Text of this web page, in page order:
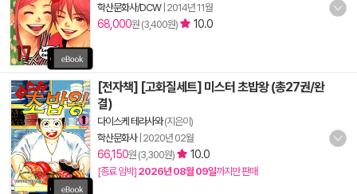
학산문화사/DCW| 2014년 11월
68,000원 (3,400원) 10.0
[전자책] [고화질세트] 미스터 초밥왕 (총27권/완
결)
다이스케 테라사와(지은이)
학산문화사| 2020년 02월
66,150원 (3,300원) 10.0
[종료 임박] 2026년 08월 09일까지만 판매